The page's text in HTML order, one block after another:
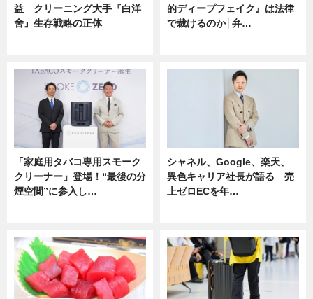
益 クリーニング大手『白洋
舍』生存戦略の正体
的ディープフェイク』は法律
で裁けるのか│弁…
「家庭用タバコ専用スモーク
クリーナー」登場！“最後の分
煙空間”に参入し…
シャネル、Google、楽天、
異色キャリア社長が語る 売
上ゼロECを年…